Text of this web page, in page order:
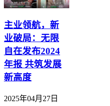
主业领航，新
业破局：无限
自在发布2024
年报 共筑发展
新高度
2025年04月27日